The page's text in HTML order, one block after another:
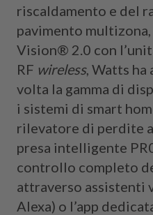
riscaldamento e del
pavimento
Vision® 2.0 con
RF wireless, Watts
volta la gamma di
i sistemi di smart
rilevatore di perdite
presa intelligente
controllo completo
attraverso assistenti
Alexa) o l’app